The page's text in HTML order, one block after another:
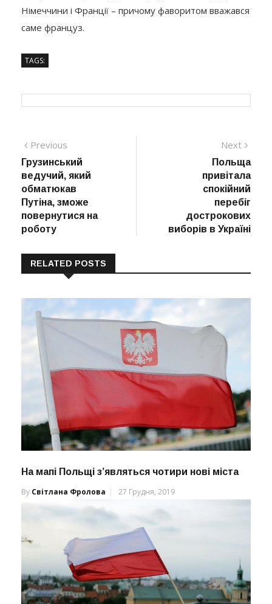
Німеччини і Франції – причому фаворитом вважався
саме француз.
TAGS:
Навігація
записів
Previous
post:
Грузинський
ведучий, який
обматюкав
Путіна, зможе
повернутися на
роботу
Next
post:
Польща
привітала
спокійний
перебіг
дострокових
виборів в Україні
RELATED POSTS
На мапі Польщі з’являться чотири нові міста
By Світлана Фролова 27 Грудня, 2019